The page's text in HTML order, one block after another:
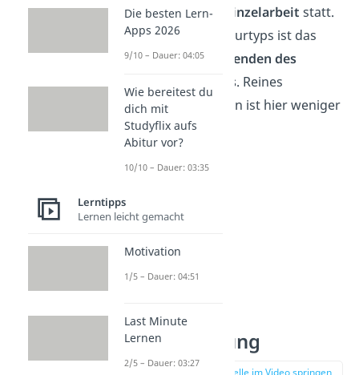
aber immer in
Einzelarbeit statt.
Ziel dieses Klausurtyps ist das
geschickte Anwenden des
Prüfungsstoffes. Reines
Auswendiglernen ist hier weniger
von Bedeutung.
Tipps zur
Vorbereitung
zur Stelle im Video springen
Die besten Lern-
Apps 2026
9/10 – Dauer: 04:05
Wie bereitest du
dich mit
Studyflix aufs
Abitur vor?
10/10 – Dauer: 03:35
Lerntipps
Lernen leicht gemacht
Motivation
1/5 – Dauer: 04:51
Last Minute
Lernen
2/5 – Dauer: 03:27